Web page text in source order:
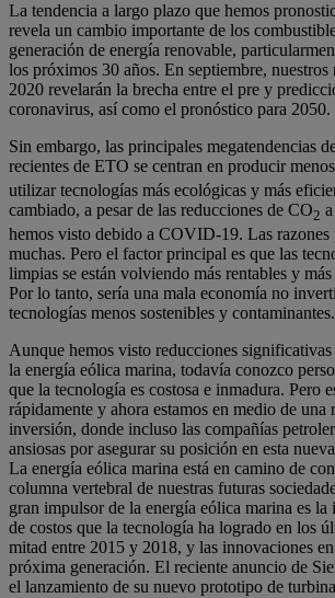
La tendencia a largo plazo que hemos
revela un cambio importante de los
generación de energía renovable,
los próximos 30 años. En septiembre, nuestros
2020 revelarán la brecha entre el pre y
coronavirus, así como el pronóstico para 2050.
Sin embargo, las principales megatendencias
recientes de ETO se centran en producir
utilizar tecnologías más ecológicas y más
cambiado, a pesar de las reducciones de CO2
hemos visto debido a COVID-19. Las razones
muchas. Pero el factor principal es que las
limpias se están volviendo más rentables y más
Por lo tanto, sería una mala economía no
tecnologías menos sostenibles y contaminantes.
Aunque hemos visto reducciones significativas
la energía eólica marina, todavía conozco
que la tecnología es costosa e inmadura. Pero
rápidamente y ahora estamos en medio de una
inversión, donde incluso las compañías
ansiosas por asegurar su posición en esta
La energía eólica marina está en camino de
columna vertebral de nuestras futuras
gran impulsor de la energía eólica marina es la
de costos que la tecnología ha logrado en los
mitad entre 2015 y 2018, y las innovaciones
próxima generación. El reciente anuncio de
el lanzamiento de su nuevo prototipo de